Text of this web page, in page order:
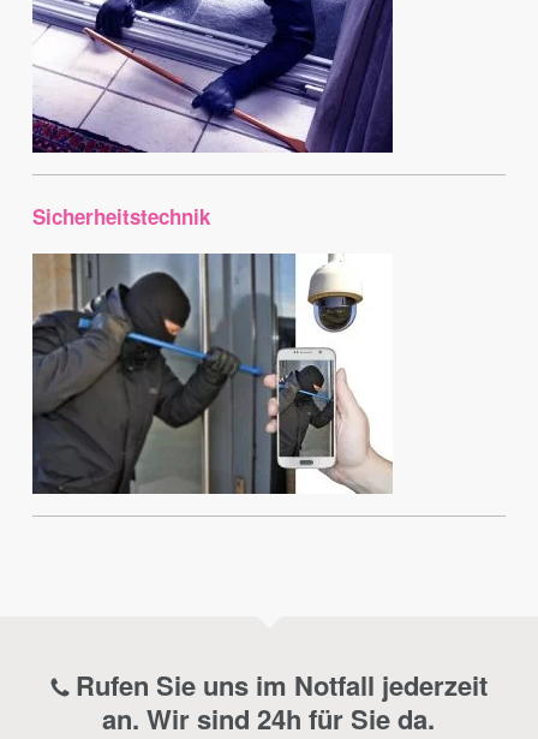
Sicherheitstechnik
Rufen Sie uns im Notfall jederzeit
an. Wir sind 24h für Sie da.